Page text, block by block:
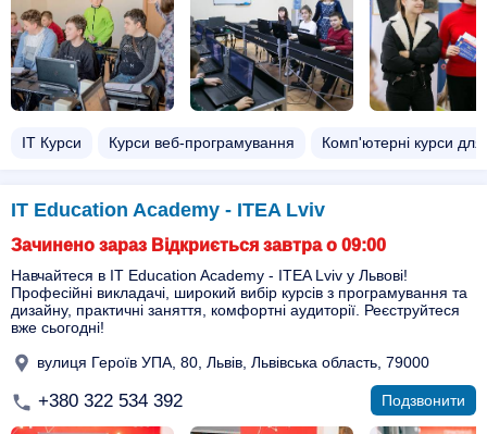
ІТ Курси Курси веб-програмування Комп'ютерні курси для
IT Education Academy - ITEA Lviv
Зачинено зараз Відкриється завтра о 09:00
Навчайтеся в IT Education Academy - ITEA Lviv у Львові!
Професійні викладачі, широкий вибір курсів з програмування та
дизайну, практичні заняття, комфортні аудиторії. Реєструйтеся
вже сьогодні!
вулиця Героїв УПА, 80, Львів, Львівська область, 79000
+380 322 534 392 Подзвонити